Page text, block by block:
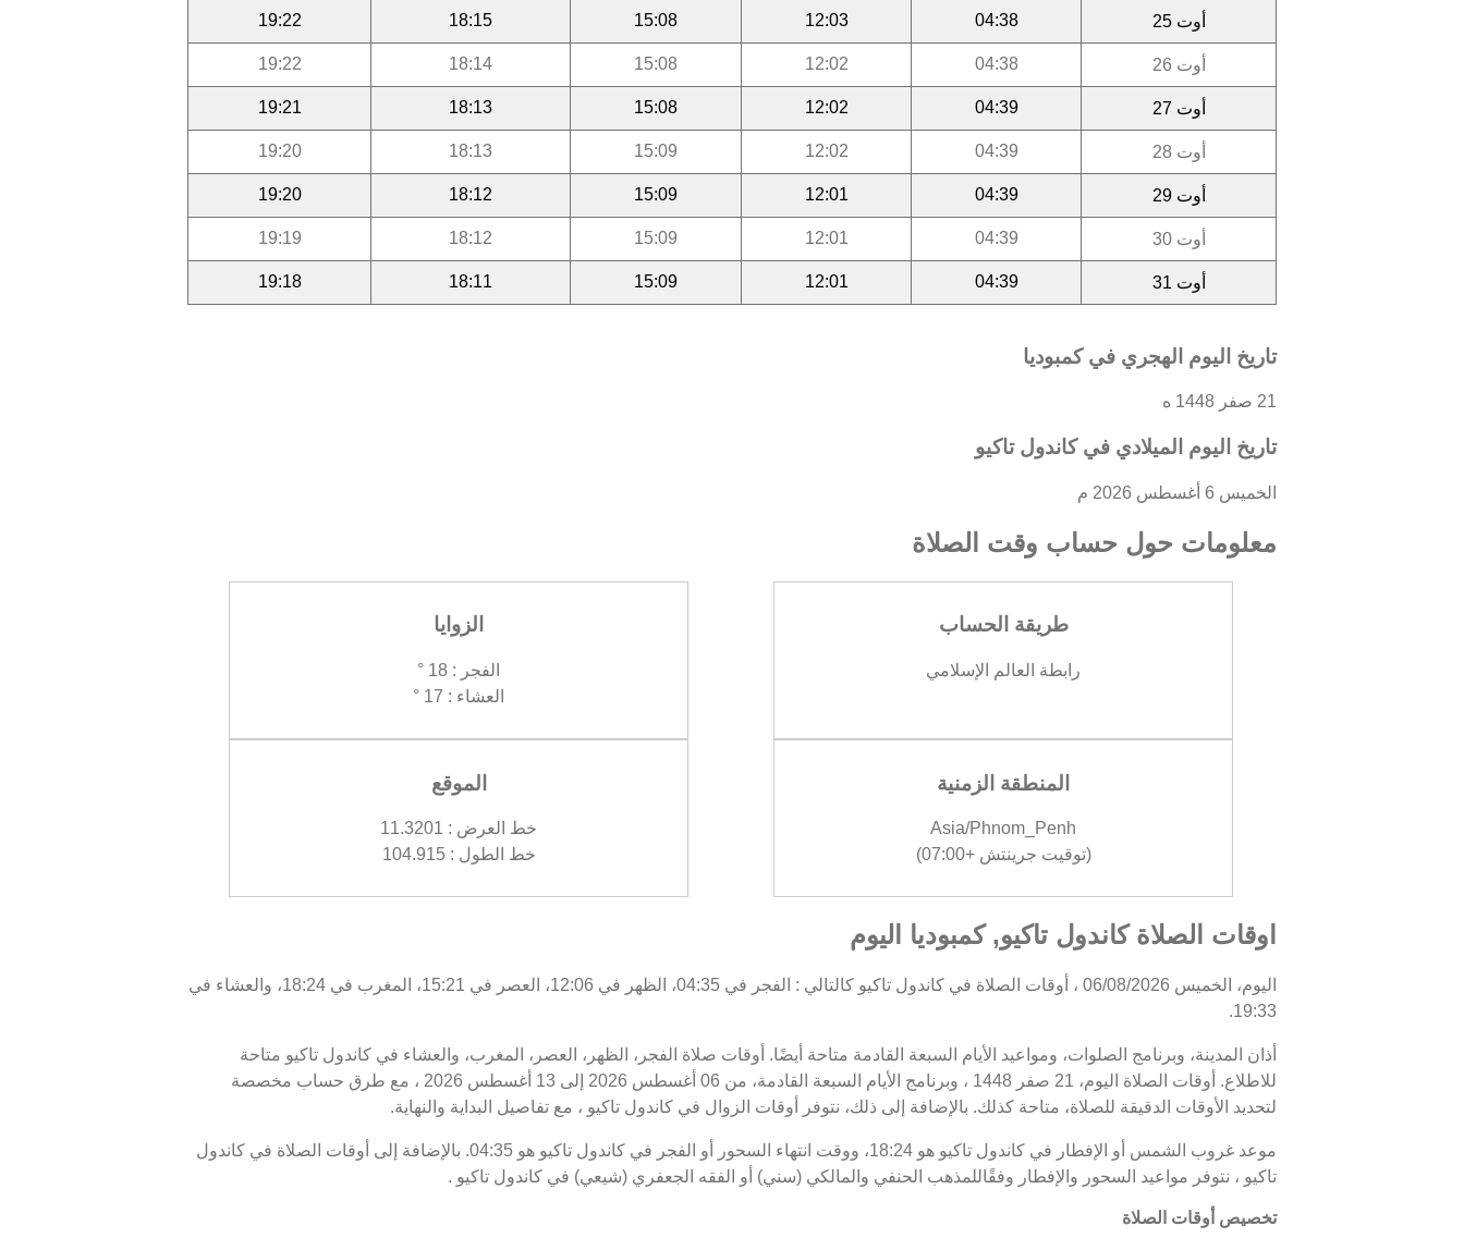
أوت 25 04:38
12:03
15:08
18:15
19:22
أوت 26 04:38
12:02
15:08
18:14
19:22
أوت 27 04:39
12:02
15:08
18:13
19:21
أوت 28 04:39
12:02
15:09
18:13
19:20
أوت 29 04:39
12:01
15:09
18:12
19:20
أوت 30 04:39
12:01
15:09
18:12
19:19
أوت 31 04:39
12:01
15:09
18:11
19:18
تاريخ اليوم الهجري في كمبوديا
21 صفر 1448 ه
تاريخ اليوم الميلادي في كاندول تاكيو
الخميس 6 أغسطس 2026 م
معلومات حول حساب وقت الصلاة
طريقة الحساب
رابطة العالم الإسلامي
الزوايا
الفجر : 18 °
العشاء : 17 °
المنطقة الزمنية
Asia/Phnom_Penh
(توقيت جرينتش +07:00)
الموقع
خط العرض : 11.3201
خط الطول : 104.915
اوقات الصلاة كاندول تاكيو, كمبوديا اليوم
اليوم، الخميس 06/08/2026 ، أوقات الصلاة في كاندول تاكيو كالتالي : الفجر في 04:35، الظهر في 12:06، العصر في 15:21، المغرب في 18:24، والعشاء في
19:33.
أذان المدينة، وبرنامج الصلوات، ومواعيد الأيام السبعة القادمة متاحة أيضًا. أوقات صلاة الفجر، الظهر، العصر، المغرب، والعشاء في كاندول تاكيو متاحة
للاطلاع. أوقات الصلاة اليوم، 21 صفر 1448 ، وبرنامج الأيام السبعة القادمة، من 06 أغسطس 2026 إلى 13 أغسطس 2026 ، مع طرق حساب مخصصة
لتحديد الأوقات الدقيقة للصلاة، متاحة كذلك. بالإضافة إلى ذلك، نتوفر أوقات الزوال في كاندول تاكيو ، مع تفاصيل البداية والنهاية.
موعد غروب الشمس أو الإفطار في كاندول تاكيو هو 18:24، ووقت انتهاء السحور أو الفجر في كاندول تاكيو هو 04:35. بالإضافة إلى أوقات الصلاة في كاندول
تاكيو ، نتوفر مواعيد السحور والإفطار وفقًاللمذهب الحنفي والمالكي (سني) أو الفقه الجعفري (شيعي) في كاندول تاكيو .
تخصيص أوقات الصلاة